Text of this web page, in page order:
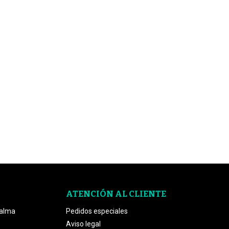
ATENCIÓN AL CLIENTE
Pedidos especiales
Aviso legal